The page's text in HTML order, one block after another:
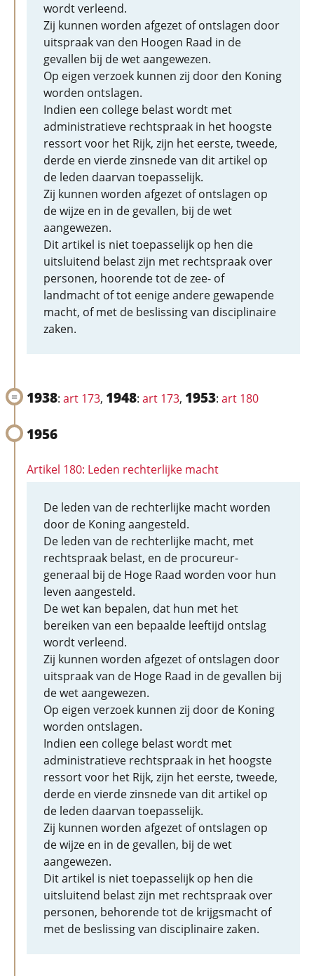
wordt verleend.
Zij kunnen worden afgezet of ontslagen door
uitspraak van den Hoogen Raad in de
gevallen bij de wet aangewezen.
Op eigen verzoek kunnen zij door den Koning
worden ontslagen.
Indien een college belast wordt met
administratieve rechtspraak in het hoogste
ressort voor het Rijk, zijn het eerste, tweede,
derde en vierde zinsnede van dit artikel op
de leden daarvan toepasselijk.
Zij kunnen worden afgezet of ontslagen op
de wijze en in de gevallen, bij de wet
aangewezen.
Dit artikel is niet toepasselijk op hen die
uitsluitend belast zijn met rechtspraak over
personen, hoorende tot de zee- of
landmacht of tot eenige andere gewapende
macht, of met de beslissing van disciplinaire
zaken.
1938: art 173, 1948: art 173, 1953: art 180
1956
Artikel 180: Leden rechterlijke macht
De leden van de rechterlijke macht worden
door de Koning aangesteld.
De leden van de rechterlijke macht, met
rechtspraak belast, en de procureur-
generaal bij de Hoge Raad worden voor hun
leven aangesteld.
De wet kan bepalen, dat hun met het
bereiken van een bepaalde leeftijd ontslag
wordt verleend.
Zij kunnen worden afgezet of ontslagen door
uitspraak van de Hoge Raad in de gevallen bij
de wet aangewezen.
Op eigen verzoek kunnen zij door de Koning
worden ontslagen.
Indien een college belast wordt met
administratieve rechtspraak in het hoogste
ressort voor het Rijk, zijn het eerste, tweede,
derde en vierde zinsnede van dit artikel op
de leden daarvan toepasselijk.
Zij kunnen worden afgezet of ontslagen op
de wijze en in de gevallen, bij de wet
aangewezen.
Dit artikel is niet toepasselijk op hen die
uitsluitend belast zijn met rechtspraak over
personen, behorende tot de krijgsmacht of
met de beslissing van disciplinaire zaken.